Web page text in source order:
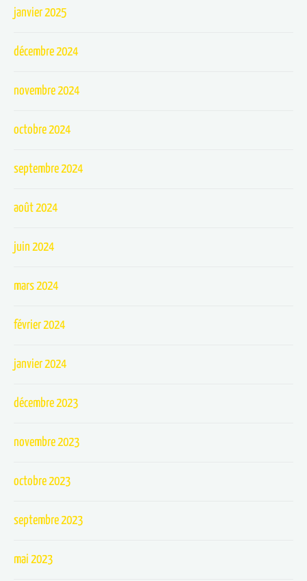
janvier 2025
décembre 2024
novembre 2024
octobre 2024
septembre 2024
août 2024
juin 2024
mars 2024
février 2024
janvier 2024
décembre 2023
novembre 2023
octobre 2023
septembre 2023
mai 2023